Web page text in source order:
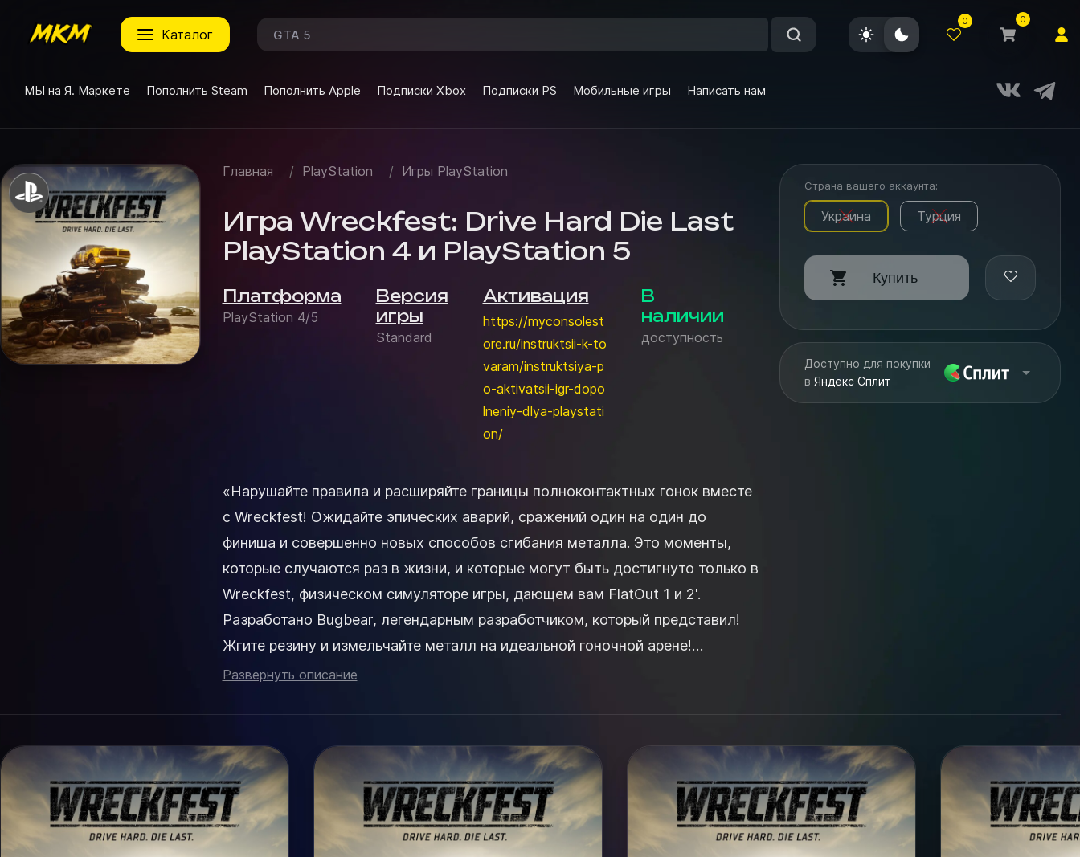
каталог
0 0
МЫ на Я. Маркете Пополнить Steam Пополнить Apple Подписки Xbox Подписки PS Мобильные игры Написать нам
Главная / PlayStation / Игры PlayStation
Игра Wreckfest: Drive Hard Die Last
PlayStation 4 и PlayStation 5
Платформа
PlayStation 4/5
Версия
игры
Standard
Активация
https://myconsolest
ore.ru/instruktsii-k-to
varam/instruktsiya-p
o-aktivatsii-igr-dopo
lneniy-dlya-playstati
on/
В
наличии
доступность
«Нарушайте правила и расширяйте границы полноконтактных гонок вместе
с Wreckfest! Ожидайте эпических аварий, сражений один на один до
финиша и совершенно новых способов сгибания металла. Это моменты,
которые случаются раз в жизни, и которые могут быть достигнуто только в
Wreckfest, физическом симуляторе игры, дающем вам FlatOut 1 и 2'.
Разработано Bugbear, легендарным разработчиком, который представил!
Жгите резину и измельчайте металл на идеальной гоночной арене!
Развернуть описание
Страна вашего аккаунта:
Украина Турция
Купить
Доступно для покупки
в Яндекс Сплит